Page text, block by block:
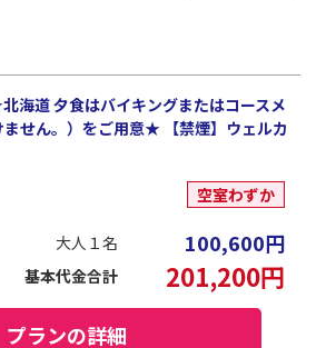
海道 夕食はバイキングまたはコースメ
せん。）をご用意★ 【禁煙】ウェルカ
空室わずか
大人１名 100,600円
基本代金合計 201,200円
プランの詳細